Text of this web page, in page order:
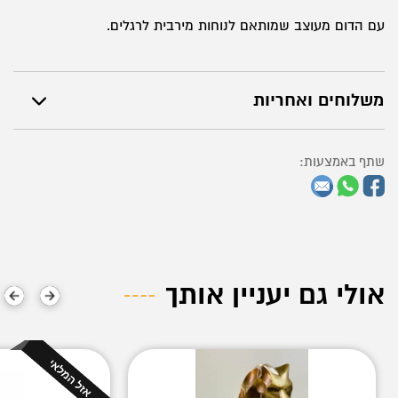
עם הדום מעוצב שמותאם לנוחות מירבית לרגלים.
משלוחים ואחריות
שתף באמצעות:
אולי גם יעניין אותך